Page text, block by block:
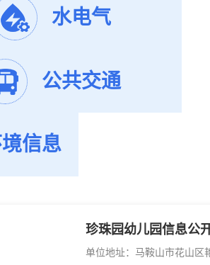
水电气
公共交通
信息
珍珠园幼儿园信息公
单位地址：马鞍山市花山区